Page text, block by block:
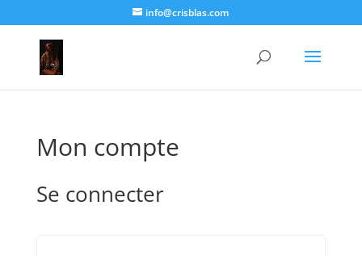
info@crisblas.com
Mon compte
Se connecter